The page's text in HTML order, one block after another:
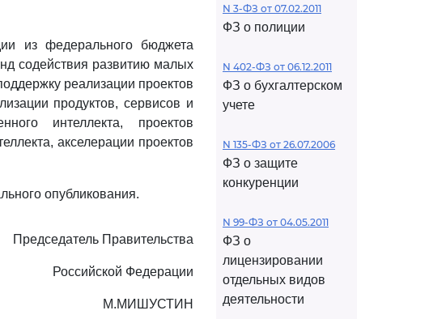
из федерального бюджета
содействия развитию малых
реализации проектов
продуктов, сервисов и
интеллекта, проектов
акселерации проектов
опубликования.
Председатель Правительства
Российской Федерации
М.МИШУСТИН
N 3-ФЗ от 07.02.2011
ФЗ о полиции
N 402-ФЗ от 06.12.2011
ФЗ о бухгалтерском
учете
N 135-ФЗ от 26.07.2006
ФЗ о защите
конкуренции
N 99-ФЗ от 04.05.2011
ФЗ о
лицензировании
отдельных видов
деятельности